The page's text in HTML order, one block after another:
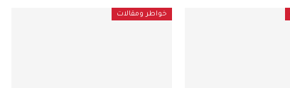
خواطر ومقالات